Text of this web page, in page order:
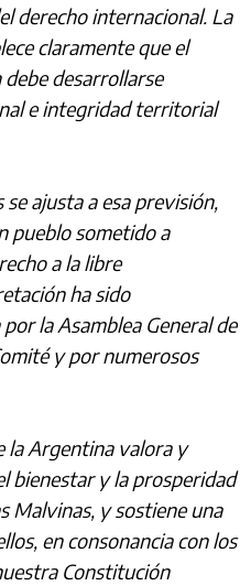
derecho internacional. La
claramente que el
desarrollarse
e integridad territorial
se ajusta a esa previsión,
pueblo sometido a
a la libre
ha sido
la Asamblea General de
y por numerosos
la Argentina valora y
bienestar y la prosperidad
Malvinas, y sostiene una
en consonancia con los
Constitución